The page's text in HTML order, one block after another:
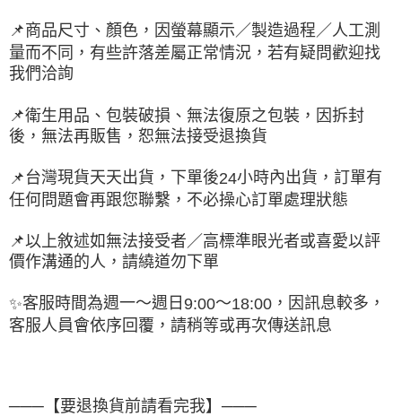
📌商品尺寸、顏色，因螢幕顯示／製造過程／人工測
量而不同，有些許落差屬正常情況，若有疑問歡迎找
我們洽詢
📌衛生用品、包裝破損、無法復原之包裝，因拆封
後，無法再販售，恕無法接受退換貨
📌 台灣現貨天天出貨，下單後24小時內出貨，訂單有
任何問題會再跟您聯繫，不必操心訂單處理狀態
📌以上敘述如無法接受者／高標準眼光者或喜愛以評
價作溝通的人，請繞道勿下單
✨客服時間為週一～週日 9:00～18:00 ，因訊息較多，
客服人員會依序回覆，請稍等或再次傳送訊息
───【要退換貨前請看完我】───